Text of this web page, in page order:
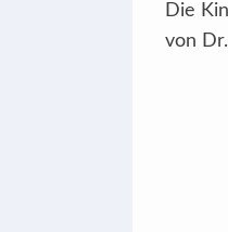
Die
von